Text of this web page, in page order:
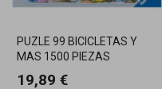
PUZLE 99 BICICLETAS Y
MAS 1500 PIEZAS
19,89 €